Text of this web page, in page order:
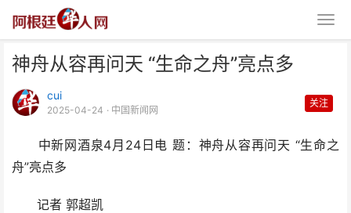
神舟从容再问天 “生命之舟”亮点多
cui
2025-04-24 · 中国新闻网
关注
中新网酒泉4月24日电 题：神舟从容再问天 “生命之
舟”亮点多
记者 郭超凯
神舟从容再问天 “生命之舟”亮点